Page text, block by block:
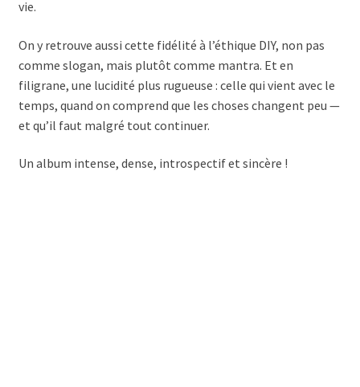
vie.
On y retrouve aussi cette fidélité à l’éthique DIY, non pas
comme slogan, mais plutôt comme mantra. Et en
filigrane, une lucidité plus rugueuse : celle qui vient avec le
temps, quand on comprend que les choses changent peu —
et qu’il faut malgré tout continuer.
Un album intense, dense, introspectif et sincère !